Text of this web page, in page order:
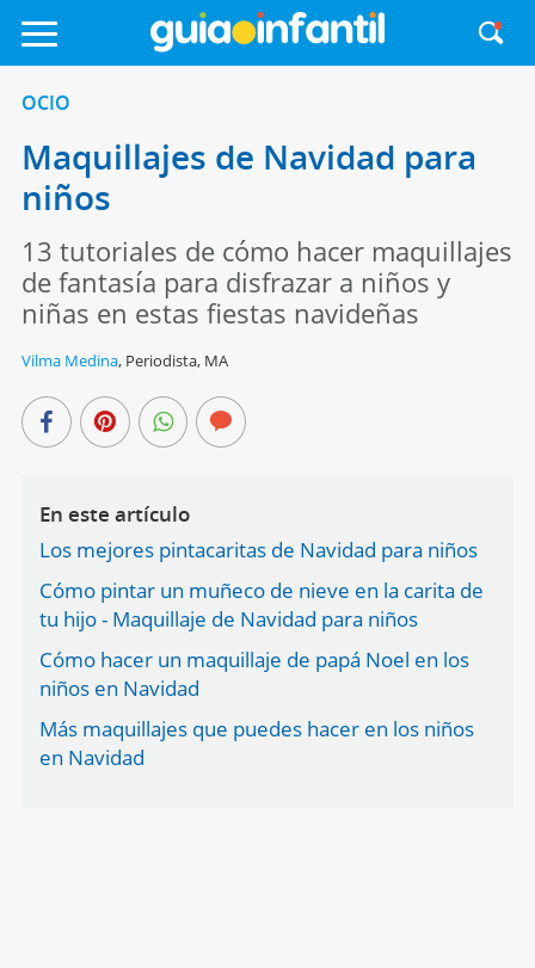
OCIO
Maquillajes de Navidad para
niños
13 tutoriales de cómo hacer maquillajes
de fantasía para disfrazar a niños y
niñas en estas fiestas navideñas
Vilma Medina, Periodista, MA
En este artículo
Los mejores pintacaritas de Navidad para niños
Cómo pintar un muñeco de nieve en la carita de
tu hijo - Maquillaje de Navidad para niños
Cómo hacer un maquillaje de papá Noel en los
niños en Navidad
Más maquillajes que puedes hacer en los niños
en Navidad